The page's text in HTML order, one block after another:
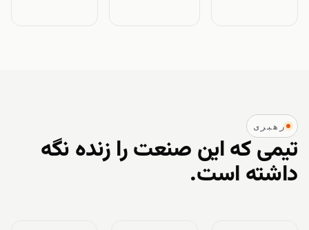
رهبری
تیمی که این صنعت را زنده نگه
داشته است.